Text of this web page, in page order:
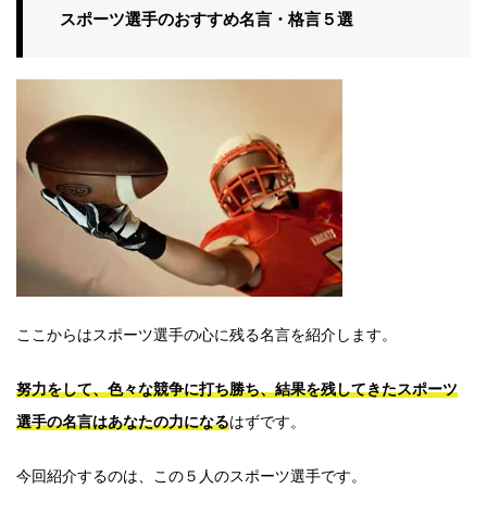
スポーツ選手のおすすめ名言・格言５選
ここからはスポーツ選手の心に残る名言を紹介します。
努力をして、色々な競争に打ち勝ち、結果を残してきたスポーツ
選手の名言はあなたの力になるはずです。
今回紹介するのは、この５人のスポーツ選手です。